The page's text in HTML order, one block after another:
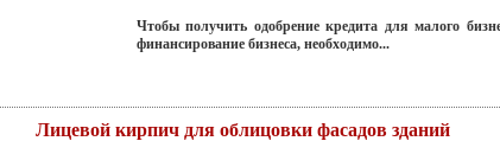
Чтобы получить одобрение кредита для малого
финансирование бизнеса, необходимо...
Лицевой кирпич для облицовки фасадов зданий